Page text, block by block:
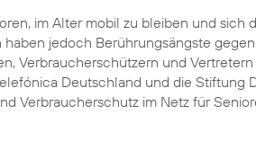
im Alter mobil zu bleiben und sich
jedoch Berührungsängste
Verbraucherschützern und
Deutschland und die Stiftung
Verbraucherschutz im Netz für